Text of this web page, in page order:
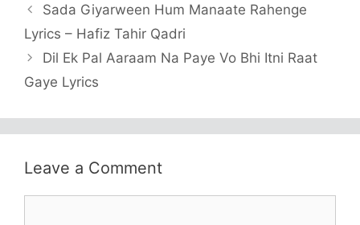
Sada Giyarween Hum Manaate Rahenge
Lyrics – Hafiz Tahir Qadri
Dil Ek Pal Aaraam Na Paye Vo Bhi Itni Raat
Gaye Lyrics
Leave a Comment